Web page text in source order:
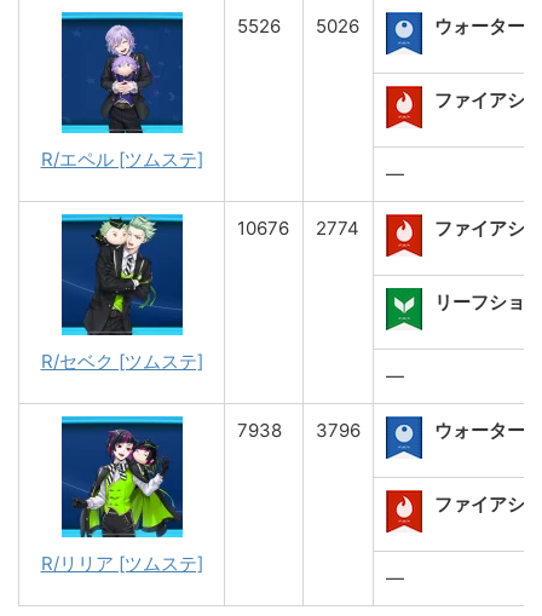
R/エペル [ツムステ]
5526 5026 ウォーター
ファイアシ
―
R/セベク [ツムステ]
10676 2774 ファイアシ
リーフショ
―
R/リリア [ツムステ]
7938 3796 ウォーター
ファイアシ
―